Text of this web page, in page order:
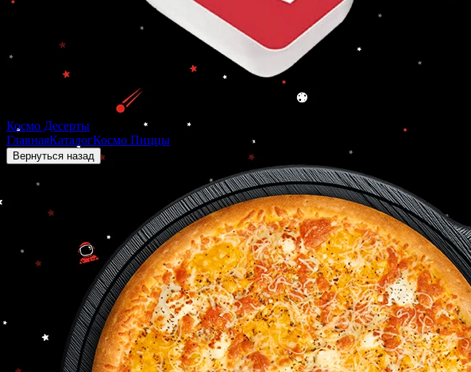
Космо Десерты
ГлавнаяКаталогКосмо Пиццы СЫРНАЯ НЕВЕСОМОСТЬ
Вернуться назад